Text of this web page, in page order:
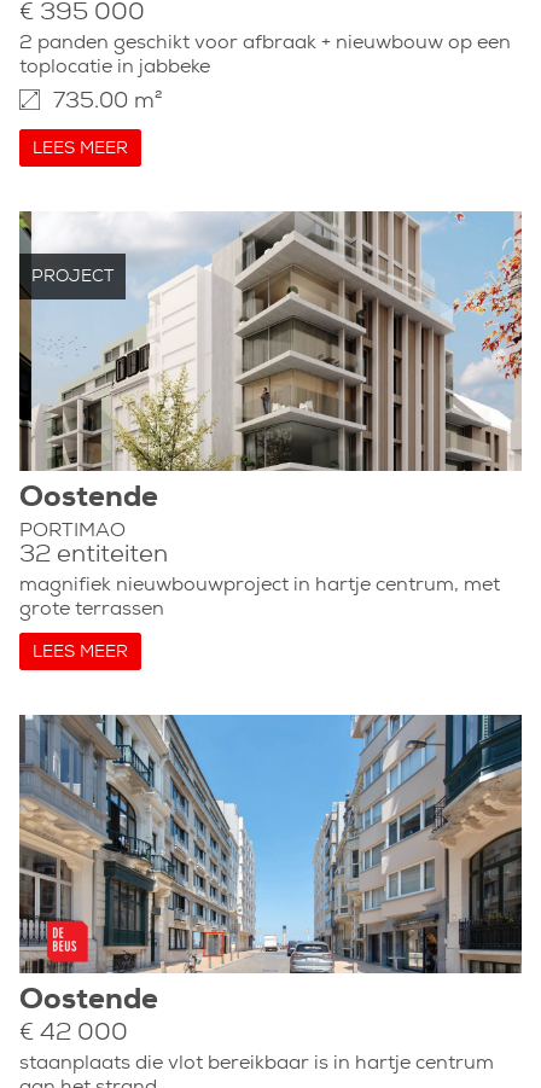
€ 395 000
2 panden geschikt voor afbraak + nieuwbouw op een
toplocatie in jabbeke
735.00 m²
LEES MEER
PROJECT
Oostende
PORTIMAO
32 entiteiten
magnifiek nieuwbouwproject in hartje centrum, met
grote terrassen
LEES MEER
Oostende
€ 42 000
staanplaats die vlot bereikbaar is in hartje centrum